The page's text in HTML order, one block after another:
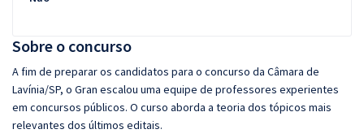
Sobre o concurso
A fim de preparar os candidatos para o concurso da Câmara de
Lavínia/SP, o Gran escalou uma equipe de professores experientes
em concursos públicos. O curso aborda a teoria dos tópicos mais
relevantes dos últimos editais.